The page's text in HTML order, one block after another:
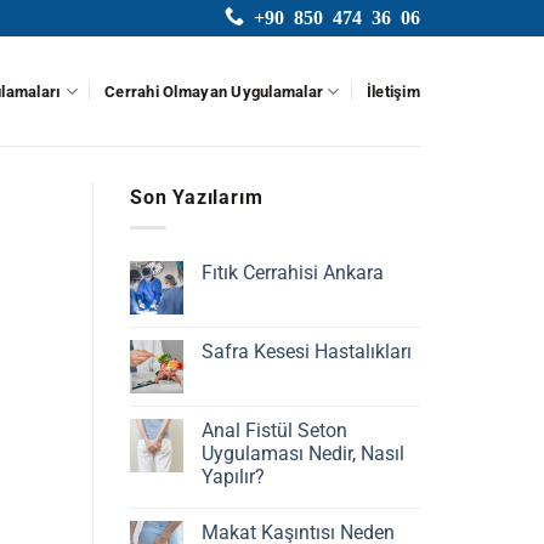
+90 850 474 36 06
Cerrahi Olmayan Uygulamalar İletişim
Son Yazılarım
Fıtık Cerrahisi Ankara
Cerrahisi
Ankara
Safra Kesesi Hastalıkları
Kesesi
Hastalıkları
Anal Fistül Seton
Uygulaması Nedir, Nasıl
Yapılır?
Anal
Makat Kaşıntısı Neden